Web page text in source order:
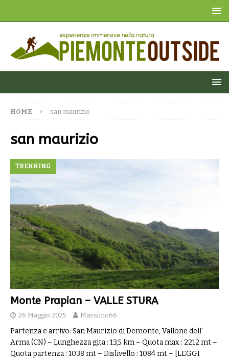
HOME san maurizio
san maurizio
TREKKING
Monte Prapian – VALLE STURA
26 Maggio 2025 Massimo66
Partenza e arrivo: San Maurizio di Demonte, Vallone dell’
Arma (CN) – Lunghezza gita : 13,5 km – Quota max : 2212 mt –
Quota partenza : 1038 mt – Dislivello : 1084 mt – [LEGGI